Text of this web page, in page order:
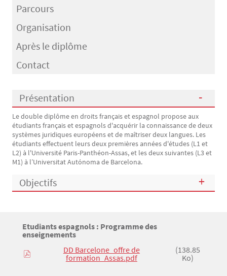
Parcours
Organisation
Après le diplôme
Contact
Présentation
Présentation
Le double diplôme en droits français et espagnol propose aux
étudiants français et espagnols d'acquérir la connaissance de deux
systèmes juridiques européens et de maîtriser deux langues. Les
étudiants effectuent leurs deux premières années d'études (L1 et
L2) à l'Université Paris-Panthéon-Assas, et les deux suivantes (L3 et
M1) à l’Universitat Autónoma de Barcelona.
Objectifs
Bloc(s) libre(s)
Titre
Etudiants espagnols : Programme des
enseignements
Texte
DD Barcelone_offre de
formation_Assas.pdf
(138.85
Ko)